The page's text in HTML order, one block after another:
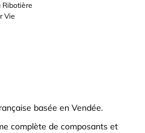
Ribotière
Vie
basée en Vendée.
complète de composants et